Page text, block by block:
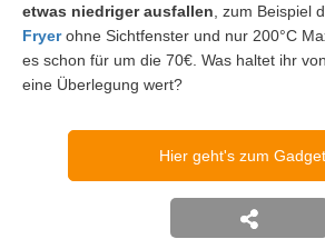
etwas niedriger ausfallen , zum Beispiel
Fryerohne Sichtfenster und nur 200°C
es schon für um die 70€. Was haltet ihr
eine Überlegung wert?
Hier geht's zum Gadget